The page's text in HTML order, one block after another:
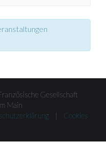
Gesellschaft
Main
| Cookies